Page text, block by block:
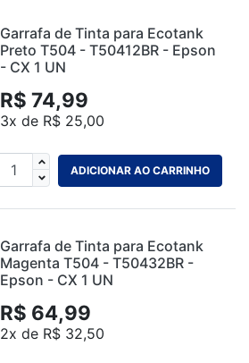
Garrafa de Tinta para Ecotank
Preto T504 - T50412BR - Epson
- CX 1 UN
R$ 74,99
3x de R$ 25,00
ADICIONAR AO CARRINHO
Garrafa de Tinta para Ecotank
Magenta T504 - T50432BR -
Epson - CX 1 UN
R$ 64,99
2x de R$ 32,50